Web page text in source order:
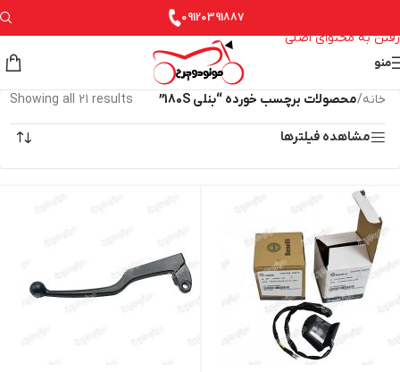
رفتن به محتوای اصلی
09120391887
منو
خانه/محصولات برچسب خورده “بنلی 180S” Showing all 21 results
مشاهده فیلترها